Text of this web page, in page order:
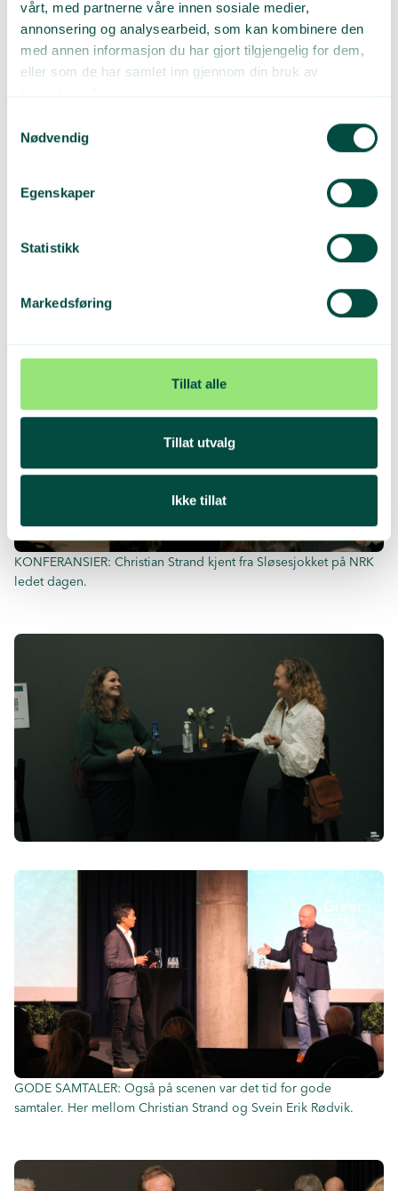
vårt, med partnerne våre innen sosiale medier,
annonsering og analysearbeid, som kan kombinere den
med annen informasjon du har gjort tilgjengelig for dem,
eller som de har samlet inn gjennom din bruk av
Nødvendig
Egenskaper
Statistikk
Markedsføring
Tillat alle
Tillat utvalg
Ikke tillat
KONFERANSIER: Christian Strand kjent fra Sløsesjokket på NRK
ledet dagen.
GODE SAMTALER: Også på scenen var det tid for gode
samtaler. Her mellom Christian Strand og Svein Erik Rødvik.